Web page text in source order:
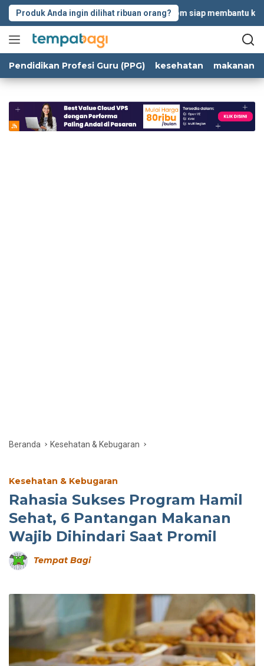
Langsung
Produk Anda ingin dilihat ribuan orang?
Tempatbagi.com siap membantu
Pendidikan Profesi Guru (PPG) kesehatan makanan
Beranda Kesehatan & Kebugaran
Kesehatan & Kebugaran
Rahasia Sukses Program Hamil
Sehat, 6 Pantangan Makanan
Wajib Dihindari Saat Promil
Tempat Bagi